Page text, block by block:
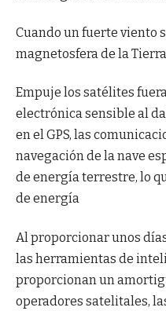
Cuando un fuerte viento
magnetosfera de la
Empuje los satélites
electrónica sensible al
en el GPS, las
navegación de la nave
de energía terrestre, lo
de energía
Al proporcionar unos
las herramientas de
proporcionan un
operadores satelitales,